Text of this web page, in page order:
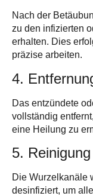
Nach der
zu den infizierten
erhalten. Dies
präzise arbeiten.
4.
Das entzündete
vollständig
eine Heilung zu
5.
Die Wurzelkanäle
desinfiziert, um